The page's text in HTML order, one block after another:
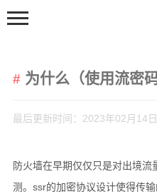
为什么（使用流密
最后更新时间：2023年02月14日
防火墙在早期仅仅只是对出境
测。ssr的加密协议设计使得传
首页